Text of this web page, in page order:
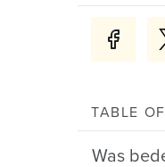
TABLE
Was